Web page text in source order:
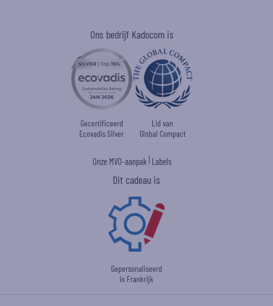
Ons bedrijf Kadocom is
Gecertificeerd
Ecovadis Silver
Lid van
Global Compact
Onze MVO-aanpak | Labels
Dit cadeau is
Gepersonaliseerd
in Frankrijk